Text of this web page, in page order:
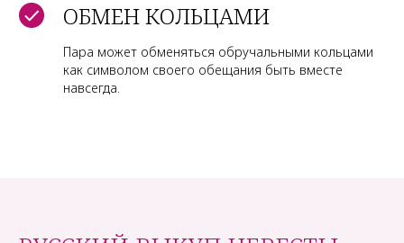
ОБМЕН КОЛЬЦАМИ
Пара может обменяться обручальными кольцами
как символом своего обещания быть вместе
навсегда.